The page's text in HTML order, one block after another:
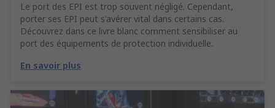
Le port des EPI est trop souvent négligé. Cependant,
porter ses EPI peut s'avérer vital dans certains cas.
Découvrez dans ce livre blanc comment sensibiliser au
port des équipements de protection individuelle.
En savoir plus